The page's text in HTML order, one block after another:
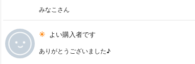
みなこさん
よい購入者です
ありがとうございました♪